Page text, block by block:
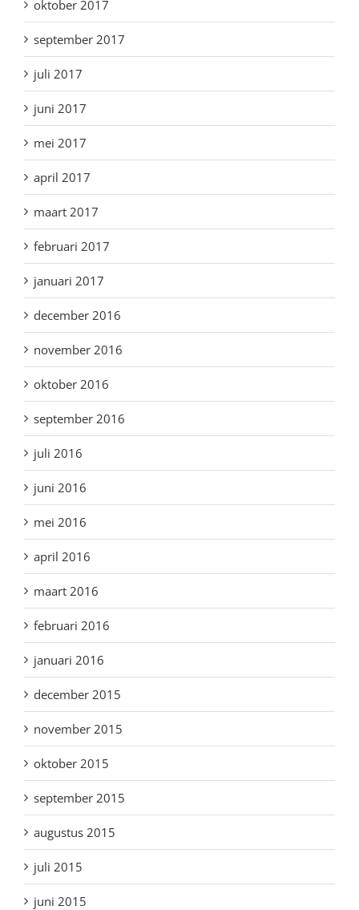
oktober 2017
september 2017
juli 2017
juni 2017
mei 2017
april 2017
maart 2017
februari 2017
januari 2017
december 2016
november 2016
oktober 2016
september 2016
juli 2016
juni 2016
mei 2016
april 2016
maart 2016
februari 2016
januari 2016
december 2015
november 2015
oktober 2015
september 2015
augustus 2015
juli 2015
juni 2015